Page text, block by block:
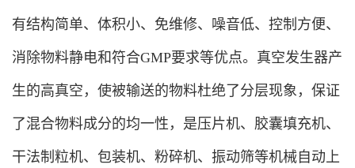
有结构简单、体积小、免维修、噪音低、控制方便、
消除物料静电和符合GMP要求等优点。真空发生器产
生的高真空，使被输送的物料杜绝了分层现象，保证
了混合物料成分的均一性，是压片机、胶囊填充机、
干法制粒机、包装机、粉碎机、振动筛等机械自动上